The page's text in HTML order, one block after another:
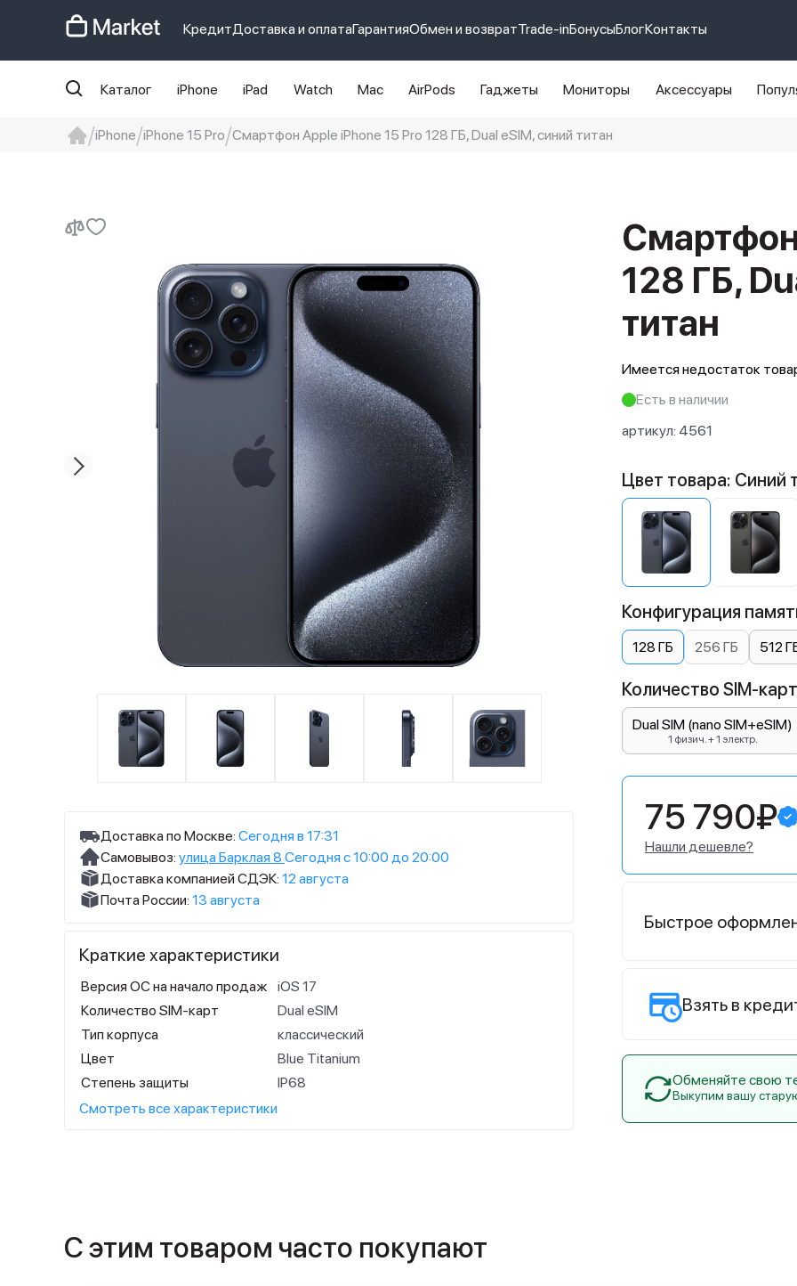
КредитДоставка и оплатаГарантияОбмен и возвратTrade-inБонусыБлогКонтакты
Каталог iPhone iPad Watch Mac AirPods Гаджеты Мониторы Аксессуары
iPhone iPhone 15 Pro Смартфон Apple iPhone 15 Pro 128 ГБ, Dual eSIM, синий титан
128 ГБ,
титан
Имеется недостаток
Есть в наличии
артикул: 4561
Доставка по Москве: Сегодня в 17:31
Самовывоз: улица Барклая 8 Сегодня с 10:00 до 20:00
Доставка компанией СДЭК: 12 августа
Почта России: 13 августа
Краткие характеристики
Версия ОС на начало продаж
iOS 17
Количество SIM-карт
Dual eSIM
Тип корпуса
классический
Цвет
Blue Titanium
Степень защиты
IP68
Смотреть все характеристики
Цвет товара: Синий
Конфигурация
128 ГБ 256 ГБ 512
Количество SIM-
Dual SIM (nano SIM+eSIM)
1 физич. + 1 электр.
75 790₽
Нашли дешевле?
Быстрое
Взять в
Обменяйте свою
Выкупим вашу
С этим товаром часто покупают